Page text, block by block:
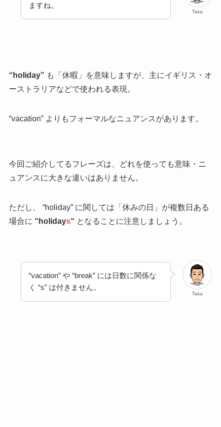
Taka
ますね。
“holiday” も「休暇」を意味しますが、主にイギリス・オ
ーストラリアなどで使われる表現。
“vacation” よりもフォーマルなニュアンスがあります。
今回ご紹介してるフレーズは、どれを使っても意味・ニ
ュアンスに大きな違いはありません。
ただし、 “holiday” に関しては「休みの日」が複数日ある
場合に “holidays“ となることに注意しましょう。
Taka
“vacation” や “break” には日数に関係な
く “s” は付きません。